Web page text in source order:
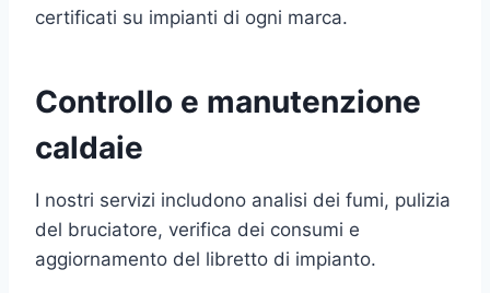
certificati su impianti di ogni marca.
Controllo e manutenzione
caldaie
I nostri servizi includono analisi dei fumi, pulizia
del bruciatore, verifica dei consumi e
aggiornamento del libretto di impianto.